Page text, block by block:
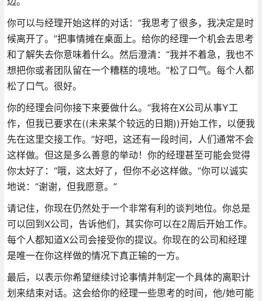
你可以与经理开始这样的对话：“我思考了很多，我决定是时
候离开了。”把事情摊在桌面上。给你的经理一个机会去思考
和了解失去你意味着什么。然后澄清：“我并不着急，我也不
想把你或者团队留在一个糟糕的境地。”松了口气。每个人都
松了口气。很好。
你的经理会问你接下来要做什么。“我将在X公司从事Y工
作，但我已要求在((未来某个较远的日期))开始工作，以便我
先在这里交接工作。”好吧，这还有一段时间，人们通常不会
这样做。但这是多么善意的举动！你的经理甚至可能会觉得
你太好了：“哦，这太好了，但你不必这样做。”你可以诚实
地说：“谢谢，但我愿意。”
请记住，你现在仍然处于一个非常有利的谈判地位。你总是
可以回到X公司，告诉他们，其实你可以在2周后开始工作。
每个人都知道X公司会接受你的提议。你现在的公司和经理
是唯一在你这样做的情况下真正输的一方。
最后，以表示你希望继续讨论事情并制定一个具体的离职计
划来结束对话。这会给你的经理一些思考的时间，他/她可能